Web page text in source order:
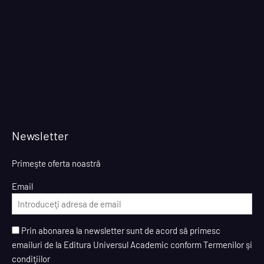
Newsletter
Primeşte oferta noastră
Email
Prin abonarea la newsletter sunt de acord să primesc
emailuri de la Editura Universul Academic conform Termenilor şi
condiţiilor